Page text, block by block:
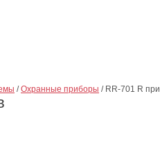
/ Охранные приборы / RR-701 R